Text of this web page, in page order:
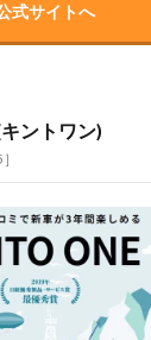
式サイトへ
ントワン)